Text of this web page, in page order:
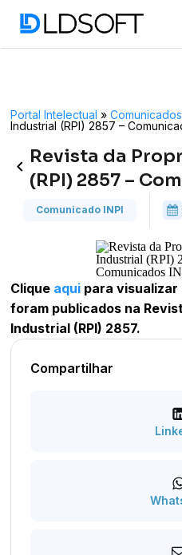
Portal Intelectual » Comunicados
Industrial (RPI) 2857 –
keyboard_arrow_left Revista da
(RPI) 2857 –
Comunicado INPI
Clique aquipara visualizar
foram publicados na
Industrial (RPI) 2857.
Compartilhar